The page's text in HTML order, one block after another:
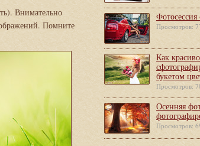
Внимательно
Помните
Просмотров:
Как красиво
букетом
Просмотров:
Осенняя
Просмотров: